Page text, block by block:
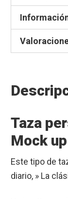
Taza
Mock up
Este tipo de
diario, » La